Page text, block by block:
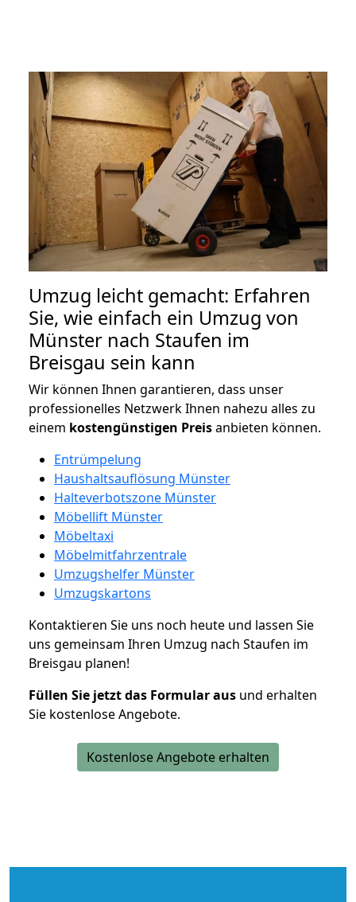
Umzug leicht gemacht: Erfahren
Sie, wie einfach ein Umzug von
Münster nach Staufen im
Breisgau sein kann
Wir können Ihnen garantieren, dass unser
professionelles Netzwerk Ihnen nahezu alles zu
einem kostengünstigen Preisanbieten können.
Entrümpelung
Haushaltsauflösung Münster
Halteverbotszone Münster
Möbellift Münster
Möbeltaxi
Möbelmitfahrzentrale
Umzugshelfer Münster
Umzugskartons
Kontaktieren Sie uns noch heute und lassen Sie
uns gemeinsam Ihren Umzug nach Staufen im
Breisgau planen!
Füllen Sie jetzt das Formular aus und erhalten
Sie kostenlose Angebote.
Kostenlose Angebote erhalten